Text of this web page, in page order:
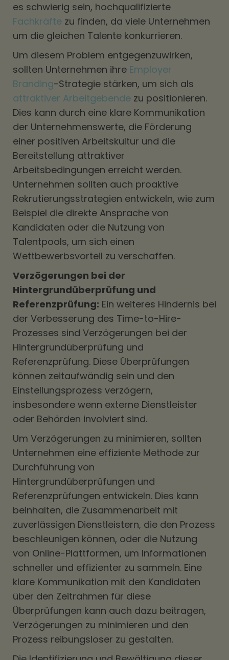
es schwierig sein, hochqualifizierte
Fachkräfte zu finden, da viele Unternehmen
um die gleichen Talente konkurrieren.
Um diesem Problem entgegenzuwirken,
sollten Unternehmen ihre Employer
Branding-Strategie stärken, um sich als
attraktiver Arbeitgebende zu positionieren.
Dies kann durch eine klare Kommunikation
der Unternehmenswerte, die Förderung
einer positiven Arbeitskultur und die
Bereitstellung attraktiver
Arbeitsbedingungen erreicht werden.
Unternehmen sollten auch proaktive
Rekrutierungsstrategien entwickeln, wie zum
Beispiel die direkte Ansprache von
Kandidaten oder die Nutzung von
Talentpools, um sich einen
Wettbewerbsvorteil zu verschaffen.
Verzögerungen bei der
Hintergrundüberprüfung und
Referenzprüfung: Ein weiteres Hindernis bei
der Verbesserung des Time-to-Hire-
Prozesses sind Verzögerungen bei der
Hintergrundüberprüfung und
Referenzprüfung. Diese Überprüfungen
können zeitaufwändig sein und den
Einstellungsprozess verzögern,
insbesondere wenn externe Dienstleister
oder Behörden involviert sind.
Um Verzögerungen zu minimieren, sollten
Unternehmen eine effiziente Methode zur
Durchführung von
Hintergrundüberprüfungen und
Referenzprüfungen entwickeln. Dies kann
beinhalten, die Zusammenarbeit mit
zuverlässigen Dienstleistern, die den Prozess
beschleunigen können, oder die Nutzung
von Online-Plattformen, um Informationen
schneller und effizienter zu sammeln. Eine
klare Kommunikation mit den Kandidaten
über den Zeitrahmen für diese
Überprüfungen kann auch dazu beitragen,
Verzögerungen zu minimieren und den
Prozess reibungsloser zu gestalten.